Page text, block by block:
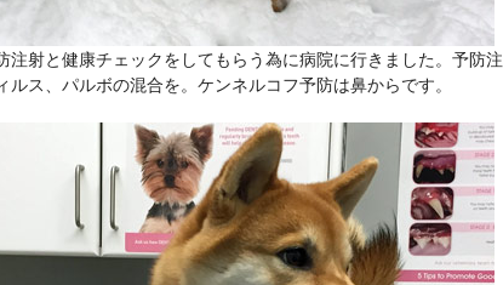
射と健康チェックをしてもらう為に病院に行きました。予防注
ス、パルボの混合を。ケンネルコフ予防は鼻からです。